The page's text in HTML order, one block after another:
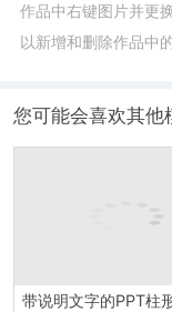
作品中右键图片并更
以新增和删除作品中
您可能会喜欢其他